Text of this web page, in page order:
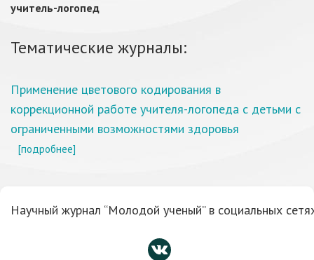
учитель-логопед
Тематические журналы:
Применение цветового кодирования в
коррекционной работе учителя-логопеда с детьми с
ограниченными возможностями здоровья
[подробнее]
Научный журнал “Молодой ученый” в социальных